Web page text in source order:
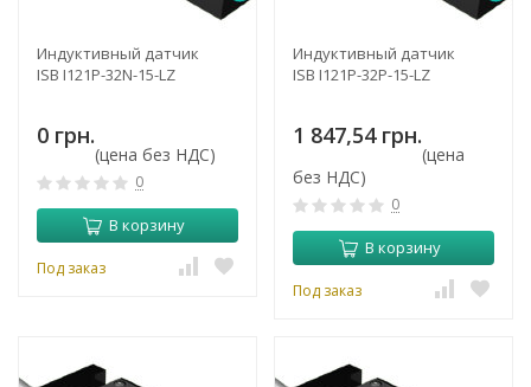
Индуктивный датчик
ISB I121P-32N-15-LZ
0 грн.
(цена без НДС)
0
В корзину
Под заказ
Индуктивный датчик
ISB I121P-32P-15-LZ
1 847,54 грн.
(цена
без НДС)
0
В корзину
Под заказ